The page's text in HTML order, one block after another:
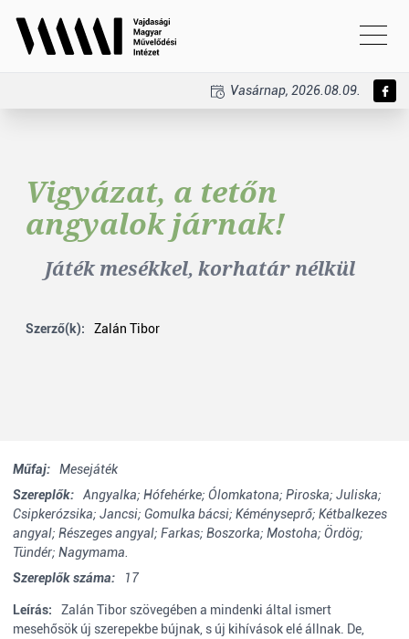
Vasárnap, 2026.08.09.
Vigyázat, a tetőn
angyalok járnak!
Játék mesékkel, korhatár nélkül
Szerző(k): Zalán Tibor
Műfaj:
Mesejáték
Szereplők:
Angyalka; Hófehérke; Ólomkatona; Piroska; Juliska;
Csipkerózsika; Jancsi; Gomulka bácsi; Kéményseprő; Kétbalkezes
angyal; Részeges angyal; Farkas; Boszorka; Mostoha; Ördög;
Tündér; Nagymama.
Szereplők száma:
17
Leírás:
Zalán Tibor szövegében a mindenki által ismert
mesehősök új szerepekbe bújnak, s új kihívások elé állnak. De,